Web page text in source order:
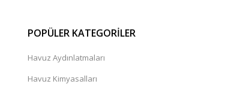
POPÜLER KATEGORİLER
Havuz Aydınlatmaları
Havuz Kimyasalları